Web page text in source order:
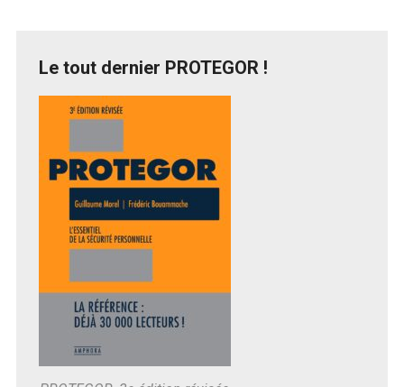
Le tout dernier PROTEGOR !